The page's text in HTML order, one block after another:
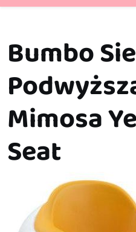
Bumbo
Mimosa
Seat